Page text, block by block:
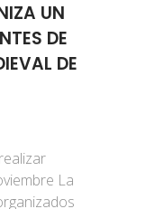
UN
DE
DE
La